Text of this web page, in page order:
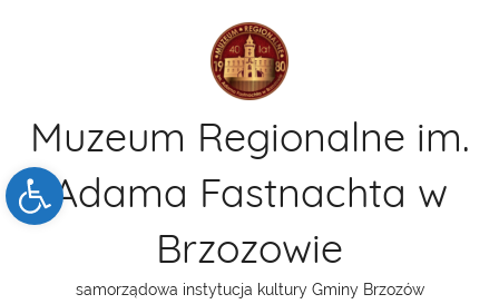
Open toolbar
Muzeum Regionalne im.
Adama Fastnachta w
Brzozowie
samorządowa instytucja kultury Gminy Brzozów